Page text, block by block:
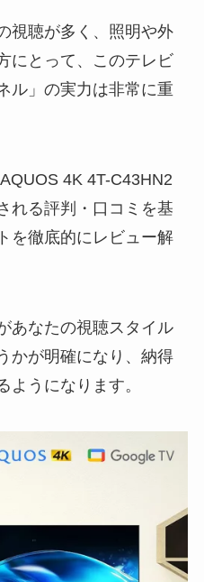
視聴が多く、照明や外
にとって、このテレビ
ル」の実力は非常に重
4K 4T-C43HN2
れる評判・口コミを基
を徹底的にレビュー解
あなたの視聴スタイル
かが明確になり、納得
ようになります。